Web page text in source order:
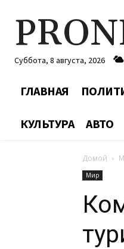
Суббота, 8 августа, 2026
ГЛАВНАЯ
КУЛЬТУРА АВТО
Домой
Мир